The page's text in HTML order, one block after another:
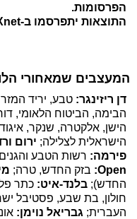
הפרסומות.
התוצאות יתפרסמו ב-Xnet ביום העצמאות. חג שמח!
המעצבים שמאחורי
דן ריזינגר: טבע, יריד
הישן, אלקטרה, שנקר,
הישראלית לצלילה; ירום
פירמה: רשות הטבע
Open: בזק החדש, טרה;
החדש); בלנד-איט: כתר
חולון, בת שבע, פסטיבל
העברית; גבריאל נוימן: